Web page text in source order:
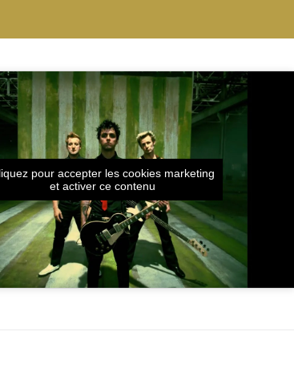
pour accepter les cookies marketing
et activer ce contenu